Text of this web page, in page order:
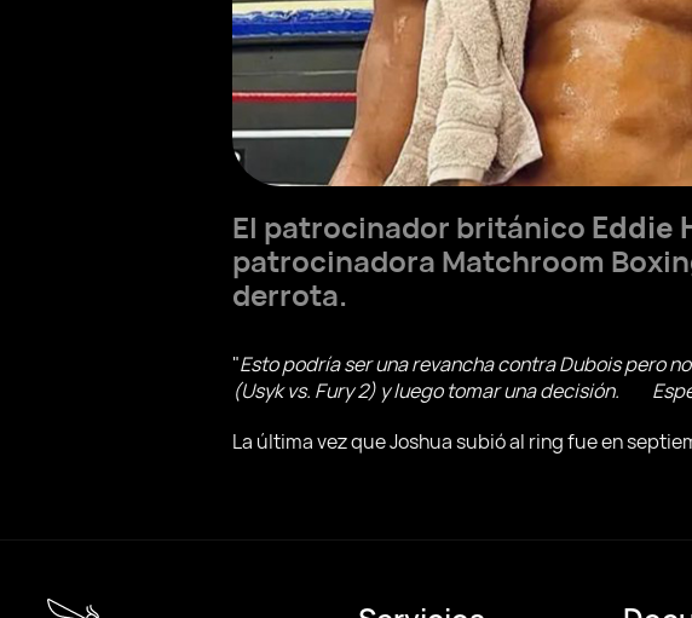
El patrocinador británico Eddie
patrocinadora Matchroom
derrota.
"Esto podría ser una revancha contra Dubois pero
(Usyk vs. Fury 2) y luego tomar una decisión.
La última vez que Joshua subió al ring fue en